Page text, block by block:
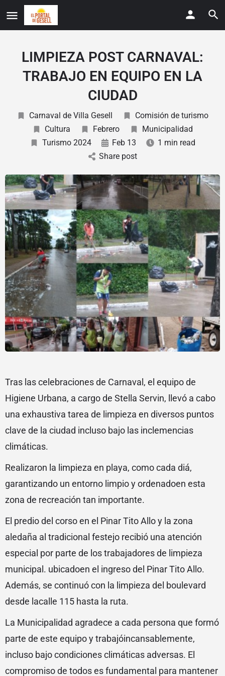
LIMPIEZA POST CARNAVAL:
TRABAJO EN EQUIPO EN LA
CIUDAD
Carnaval de Villa Gesell
Comisión de turismo
Cultura
Febrero
Municipalidad
Turismo 2024
Feb 13
1 min read
Share post
Tras las celebraciones de Carnaval, el equipo de
Higiene Urbana, a cargo de Stella Servin, llevó a cabo
una exhaustiva tarea de limpieza en diversos puntos
clave de la ciudad incluso bajo las inclemencias
climáticas.
Realizaron la limpieza en playa, como cada diá,
garantizando un entorno limpio y ordenadoen esta
zona de recreación tan importante.
El predio del corso en el Pinar Tito Allo y la zona
aledaña al tradicional festejo recibió una atención
especial por parte de los trabajadores de limpieza
municipal. ubicadoen el ingreso del Pinar Tito Allo.
Además, se continuó con la limpieza del boulevard
desde lacalle 115 hasta la ruta.
La Municipalidad agradece a cada persona que formó
parte de este equipo y trabajóincansablemente,
incluso bajo condiciones climáticas adversas. El
compromiso de todos es fundamental para mantener